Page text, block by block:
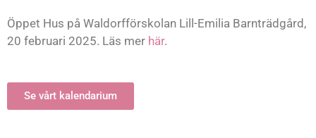
Öppet Hus på Waldorfförskolan Lill-Emilia Barnträdgård,
20 februari 2025. Läs mer här.
Se vårt kalendarium